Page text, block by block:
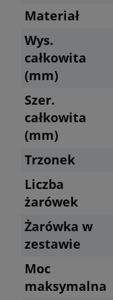
Materiał
Wys.
całkowita
(mm)
Szer.
całkowita
(mm)
Trzonek
Liczba
żarówek
Żarówka w
zestawie
Moc
maksymalna